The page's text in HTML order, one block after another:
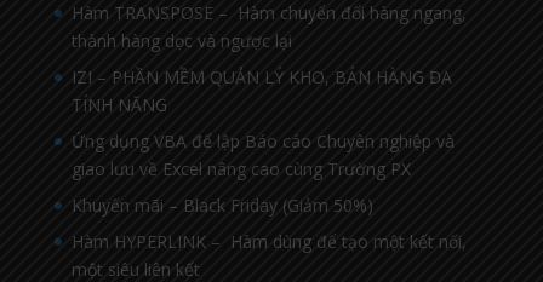
Hàm TRANSPOSE – Hàm chuyển đổi hàng ngang,
thành hàng dọc và ngược lại
IZI – PHẦN MỀM QUẢN LÝ KHO, BÁN HÀNG ĐA
TÍNH NĂNG
Ứng dụng VBA để lập Báo cáo Chuyên nghiệp và
giao lưu về Excel nâng cao cùng Trường PX
Khuyến mãi – Black Friday (Giảm 50%)
Hàm HYPERLINK – Hàm dùng để tạo một kết nối,
một siêu liên kết